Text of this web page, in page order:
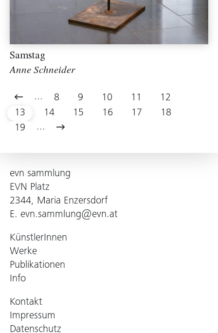
Samstag
Anne Schneider
... 8 9 10 11
12
13
14 15 16 17
18
19
...
evn sammlung
EVN Platz
2344, Maria Enzersdorf
E. evn.sammlung@evn.at
KünstlerInnen
Werke
Publikationen
Info
Kontakt
Impressum
Datenschutz